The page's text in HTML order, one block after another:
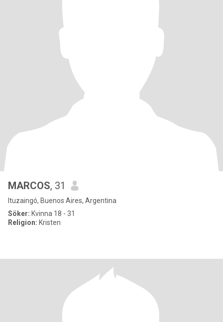
MARCOS, 31
Ituzaingó, Buenos Aires, Argentina
Söker: Kvinna 18 - 31
Religion: Kristen